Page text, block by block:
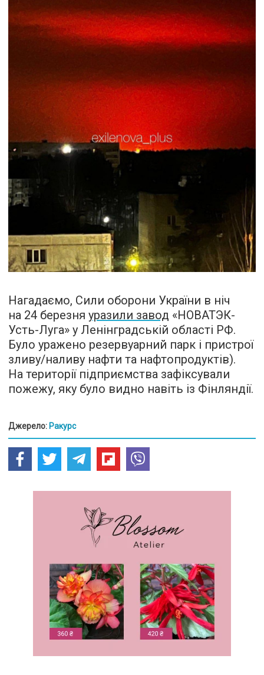
Нагадаємо, Сили оборони України в ніч
на 24 березня уразили завод «НОВАТЭК-
Усть-Луга» у Ленінградській області РФ.
Було уражено резервуарний парк і пристрої
зливу/наливу нафти та нафтопродуктів).
На території підприємства зафіксували
пожежу, яку було видно навіть із Фінляндії.
Джерело: Ракурс